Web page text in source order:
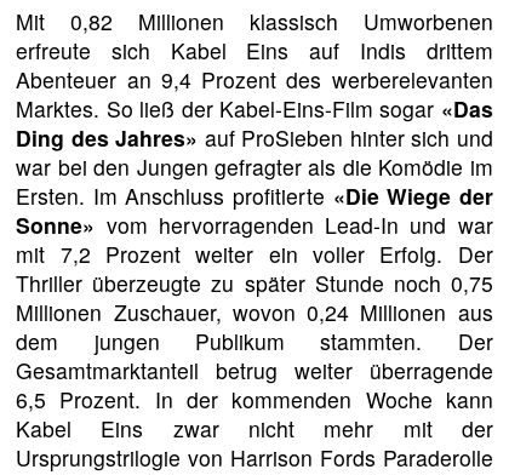
Mit 0,82 Millionen klassisch Umworbenen
erfreute sich Kabel Eins auf Indis drittem
Abenteuer an 9,4 Prozent des werberelevanten
Marktes. So ließ der Kabel-Eins-Film sogar «Das
Ding des Jahres» auf ProSieben hinter sich und
war bei den Jungen gefragter als die Komödie im
Ersten. Im Anschluss profitierte «Die Wiege der
Sonne» vom hervorragenden Lead-In und war
mit 7,2 Prozent weiter ein voller Erfolg. Der
Thriller überzeugte zu später Stunde noch 0,75
Millionen Zuschauer, wovon 0,24 Millionen aus
dem jungen Publikum stammten. Der
Gesamtmarktanteil betrug weiter überragende
6,5 Prozent. In der kommenden Woche kann
Kabel Eins zwar nicht mehr mit der
Ursprungstrilogie von Harrison Fords Paraderolle